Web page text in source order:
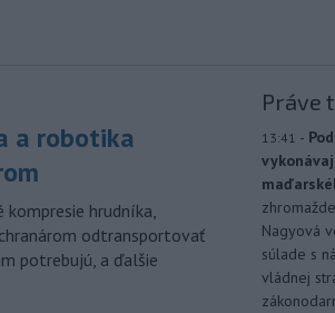
a robotika
hrudníka,
odtransportovať
potrebujú, a ďalšie
Práve
13:41 -
Nagyová
súlade s
vládnej